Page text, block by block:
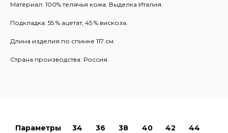
Материал: 100% телячья кожа. Выделка Италия.
Подкладка: 55 % ацетат, 45 % вискоза.
Длина изделия по спинке 117 см.
Страна производства: Россия.
Параметры
34 36 38 40 42 44